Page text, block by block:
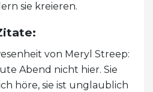
sie kreieren.
von Meryl Streep:
Abend nicht hier. Sie
höre, sie ist unglaublich